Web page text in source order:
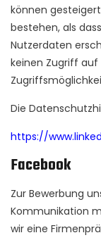
können
bestehen, als
Nutzerdaten
keinen Zugriff auf
Die
https://
Facebook
Zur Bewerbung
Kommunikation
wir eine